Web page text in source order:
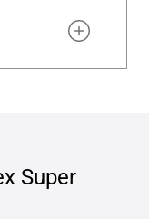
Super